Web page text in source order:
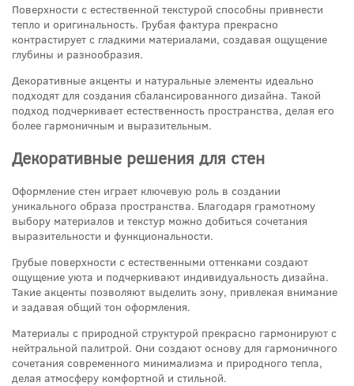
Поверхности с естественной текстурой способны привнести
тепло и оригинальность. Грубая фактура прекрасно
контрастирует с гладкими материалами, создавая ощущение
глубины и разнообразия.
Декоративные акценты и натуральные элементы идеально
подходят для создания сбалансированного дизайна. Такой
подход подчеркивает естественность пространства, делая его
более гармоничным и выразительным.
Декоративные решения для стен
Оформление стен играет ключевую роль в создании
уникального образа пространства. Благодаря грамотному
выбору материалов и текстур можно добиться сочетания
выразительности и функциональности.
Грубые поверхности с естественными оттенками создают
ощущение уюта и подчеркивают индивидуальность дизайна.
Такие акценты позволяют выделить зону, привлекая внимание
и задавая общий тон оформления.
Материалы с природной структурой прекрасно гармонируют с
нейтральной палитрой. Они создают основу для гармоничного
сочетания современного минимализма и природного тепла,
делая атмосферу комфортной и стильной.